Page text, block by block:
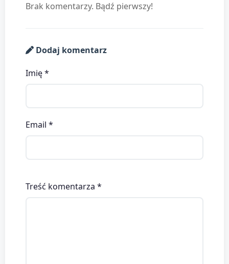
Brak komentarzy. Bądź pierwszy!
Dodaj komentarz
Imię *
Email *
Treść komentarza *